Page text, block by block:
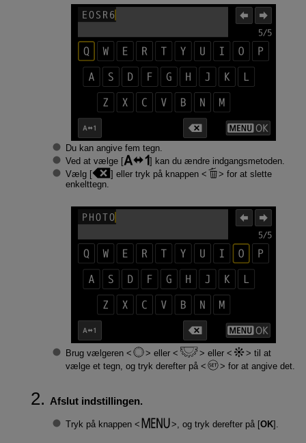
Du kan angive fem tegn.
Ved at vælge [
] kan du ændre indgangsmetoden.
Vælg [
] eller tryk på knappen
for at slette
enkelttegn.
Brug vælgeren eller eller
til at
vælge et tegn, og tryk derefter på
for at angive det.
Afslut indstillingen.
Tryk på knappen , og tryk derefter på [OK].